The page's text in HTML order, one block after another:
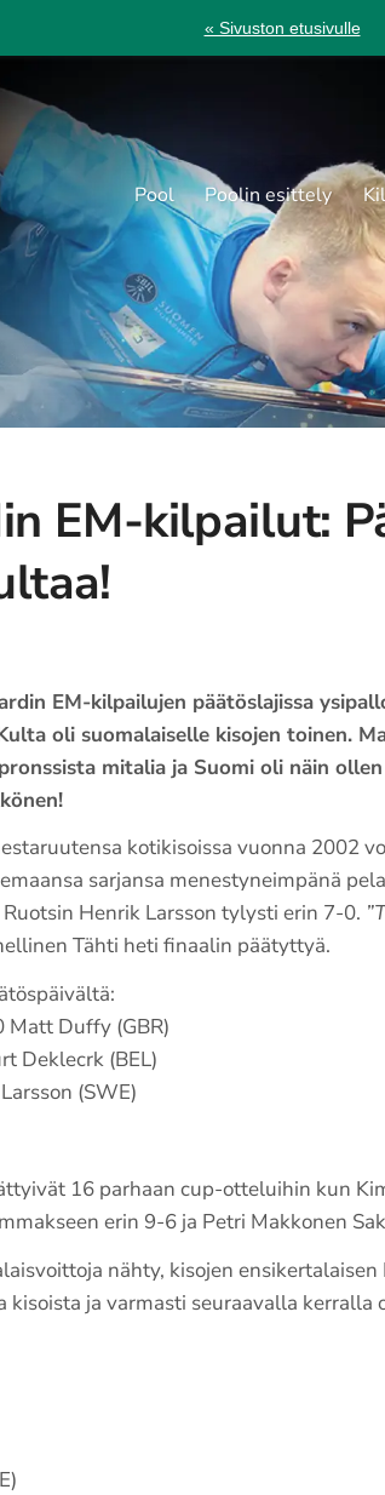
« Sivuston etusivulle
Pool Poolin esittely
EM-kilpailut:
EM-kilpailujen päätöslajissa
oli suomalaiselle kisojen toinen.
mitalia ja Suomi oli näin
kotikisoissa vuonna 2002
sarjansa menestyneimpänä
Henrik Larsson tylysti erin 7-0.
Tähti heti finaalin päätyttyä.
Matt Duffy (GBR)
Deklecrk (BEL)
(SWE)
16 parhaan cup-otteluihin kun
erin 9-6 ja Petri Makkonen
nähty, kisojen
kisoista ja varmasti seuraavalla kerralla